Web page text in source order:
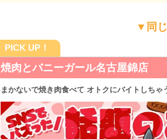
▼同
PICK UP！
キャバクラ行ったらバニーガール
9月上旬OPEN予定！ SNSで話題のグループか